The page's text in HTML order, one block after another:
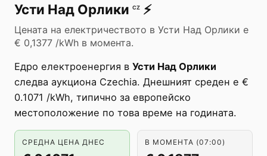
Усти Над Орлики CZ ⚡️
Цената на електричеството в Усти Над Орлики е
€ 0,1377 /kWh в момента.
Едро електроенергия в Усти Над Орлики
следва аукциона Czechia. Днешният среден е €
0.1071 /kWh, типично за европейско
местоположение по това време на годината.
СРЕДНА ЦЕНА ДНЕС В МОМЕНТА (07:00)